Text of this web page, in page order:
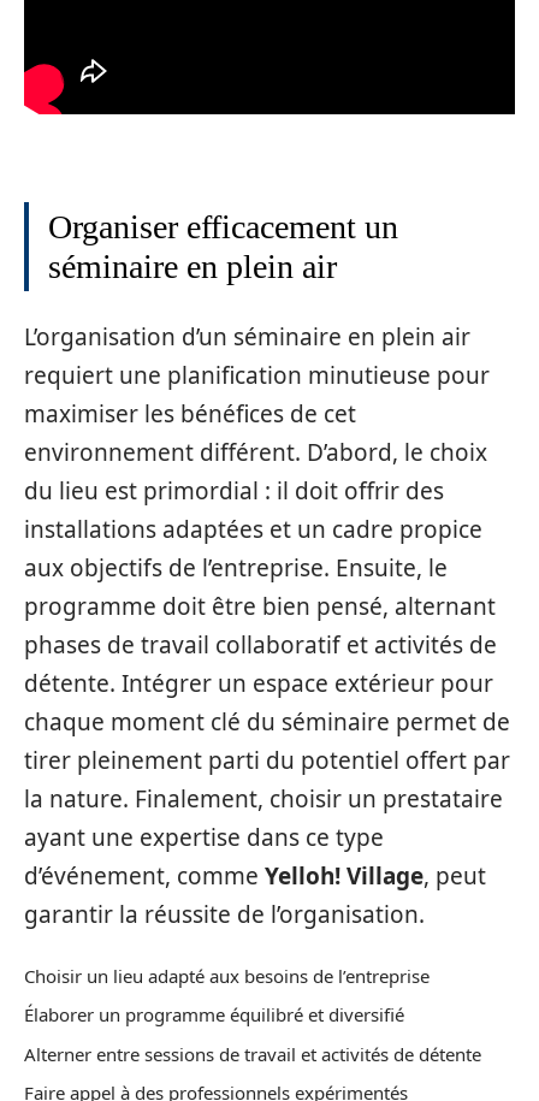
Organiser efficacement un
séminaire en plein air
L’organisation d’un séminaire en plein air
requiert une planification minutieuse pour
maximiser les bénéfices de cet
environnement différent. D’abord, le choix
du lieu est primordial : il doit offrir des
installations adaptées et un cadre propice
aux objectifs de l’entreprise. Ensuite, le
programme doit être bien pensé, alternant
phases de travail collaboratif et activités de
détente. Intégrer un espace extérieur pour
chaque moment clé du séminaire permet de
tirer pleinement parti du potentiel offert par
la nature. Finalement, choisir un prestataire
ayant une expertise dans ce type
d’événement, comme Yelloh! Village, peut
garantir la réussite de l’organisation.
Choisir un lieu adapté aux besoins de l’entreprise
Élaborer un programme équilibré et diversifié
Alterner entre sessions de travail et activités de détente
Faire appel à des professionnels expérimentés